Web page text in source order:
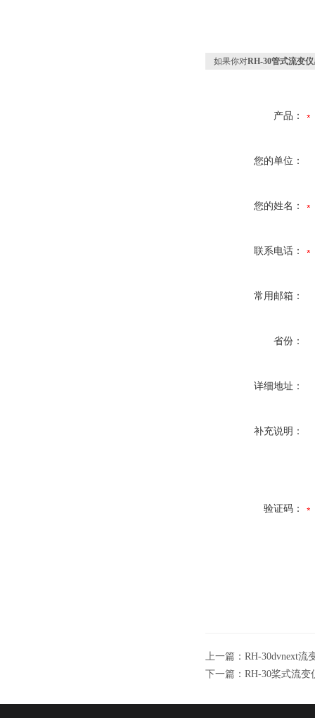
如果你对RH-30管式流变仪
产品：
您的单位：
您的姓名：
联系电话：
常用邮箱：
省份：
详细地址：
补充说明：
验证码：
上一篇： RH-30dvnext流
下一篇： RH-30桨式流变